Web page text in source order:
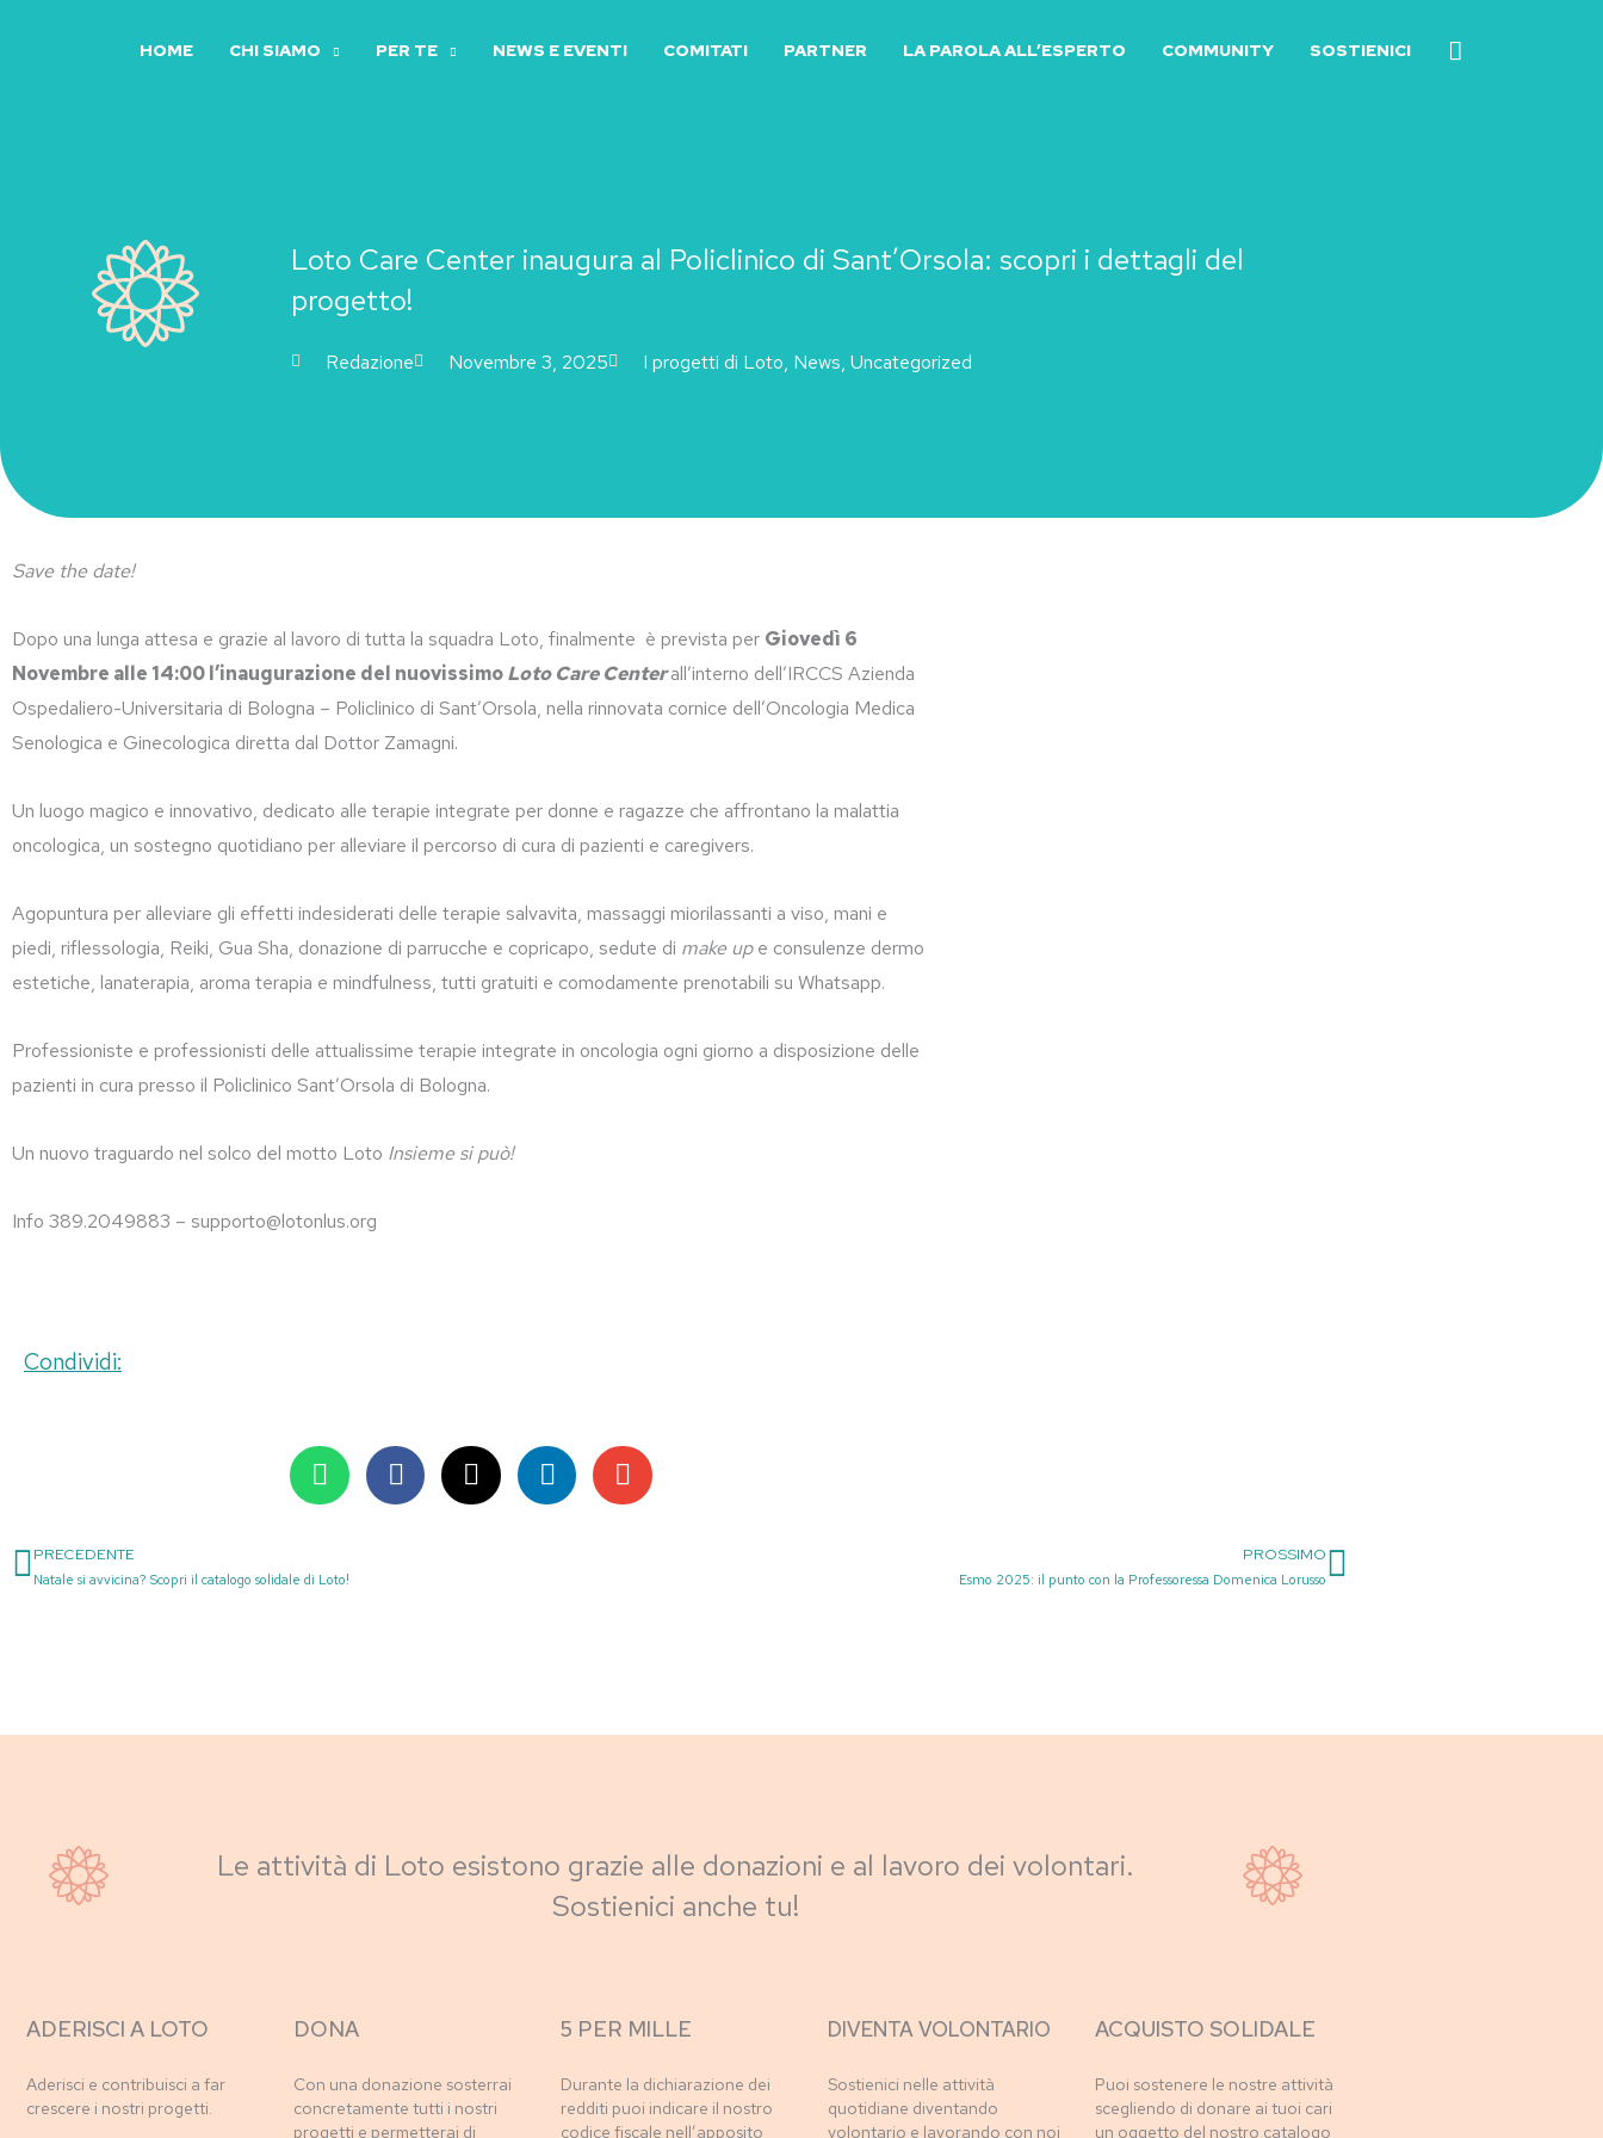
HOME CHI SIAMO PER TE NEWS E EVENTI COMITATI PARTNER LA PAROLA ALL’ESPERTO COMMUNITY SOSTIENICI
Loto Care Center inaugura al Policlinico di Sant’Orsola: scopri i dettagli del
progetto!
Redazione Novembre 3, 2025 I progetti di Loto, News,Uncategorized
Save the date!
Dopo una lunga attesa e grazie al lavoro di tutta la squadra Loto, finalmente è prevista per Giovedì 6
Novembre alle 14:00 l’inaugurazione del nuovissimoLoto Care Centerall’interno dell’IRCCS Azienda
Ospedaliero-Universitaria di Bologna – Policlinico di Sant’Orsola, nella rinnovata cornice dell’Oncologia Medica
Senologica e Ginecologica diretta dal Dottor Zamagni.
Un luogo magico e innovativo, dedicato alle terapie integrate per donne e ragazze che affrontano la malattia
oncologica, un sostegno quotidiano per alleviare il percorso di cura di pazienti e caregivers.
Agopuntura per alleviare gli effetti indesiderati delle terapie salvavita, massaggi miorilassanti a viso, mani e
piedi, riflessologia, Reiki, Gua Sha, donazione di parrucche e copricapo, sedute di make upe consulenze dermo
estetiche, lanaterapia, aroma terapia e mindfulness, tutti gratuiti e comodamente prenotabili su Whatsapp.
Professioniste e professionisti delle attualissime terapie integrate in oncologia ogni giorno a disposizione delle
pazienti in cura presso il Policlinico Sant’Orsola di Bologna.
Un nuovo traguardo nel solco del motto Loto Insieme si può!
Info 389.2049883 – supporto@lotonlus.org
Condividi:
Precedente
PRECEDENTE
Natale si avvicina? Scopri il catalogo solidale di Loto!
PROSSIMO
Esmo 2025: il punto con la Professoressa Domenica Lorusso Successivo
Le attività di Loto esistono grazie alle donazioni e al lavoro dei volontari.
Sostienici anche tu!
ADERISCI A LOTO
Aderisci e contribuisci a far
crescere i nostri progetti.
DONA
Con una donazione sosterrai
concretamente tutti i nostri
progetti e permetterai di
5 PER MILLE
Durante la dichiarazione dei
redditi puoi indicare il nostro
codice fiscale nell’apposito
DIVENTA VOLONTARIO
Sostienici nelle attività
quotidiane diventando
volontario e lavorando con noi
ACQUISTO SOLIDALE
Puoi sostenere le nostre attività
scegliendo di donare ai tuoi cari
un oggetto del nostro catalogo